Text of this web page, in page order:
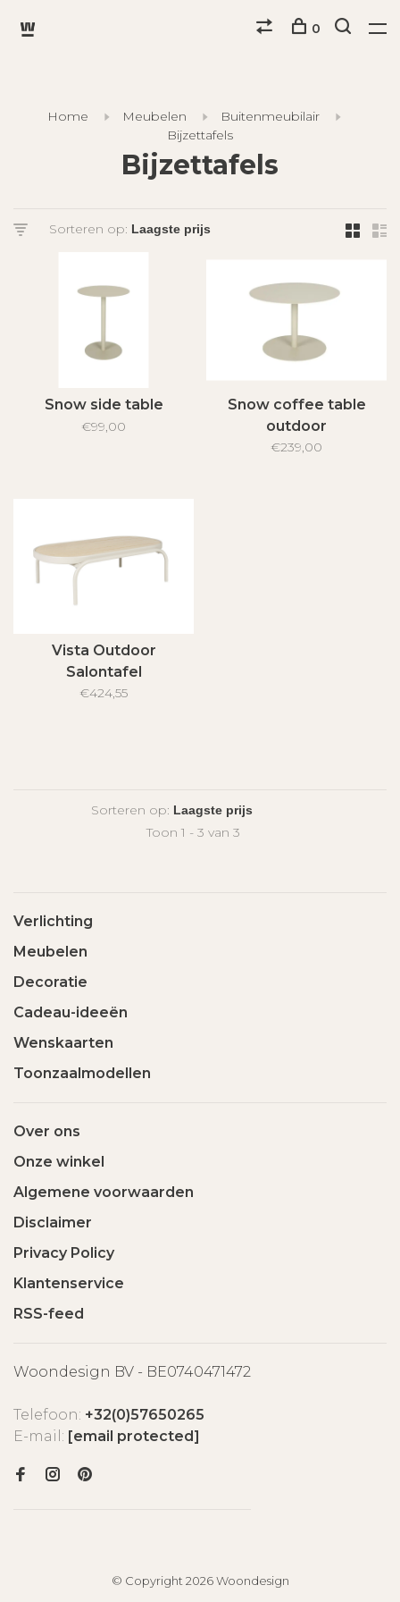
0
Home Meubelen
Buitenmeubilair
Bijzettafels
Bijzettafels
Sorteren op:
Snow side table
€99,00
Snow coffee table
outdoor
€239,00
Vista Outdoor
Salontafel
€424,55
Sorteren op:
Toon 1 - 3 van 3
Verlichting
Meubelen
Decoratie
Cadeau-ideeën
Wenskaarten
Toonzaalmodellen
Over ons
Onze winkel
Algemene voorwaarden
Disclaimer
Privacy Policy
Klantenservice
RSS-feed
Woondesign BV - BE0740471472
Telefoon: +32(0)57650265
E-mail: [email protected]
© Copyright 2026 Woondesign